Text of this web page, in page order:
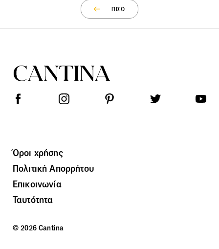
ΠΙΣΩ
Όροι χρήσης
Πολιτική Απορρήτου
Επικοινωνία
Ταυτότητα
© 2026 Cantina